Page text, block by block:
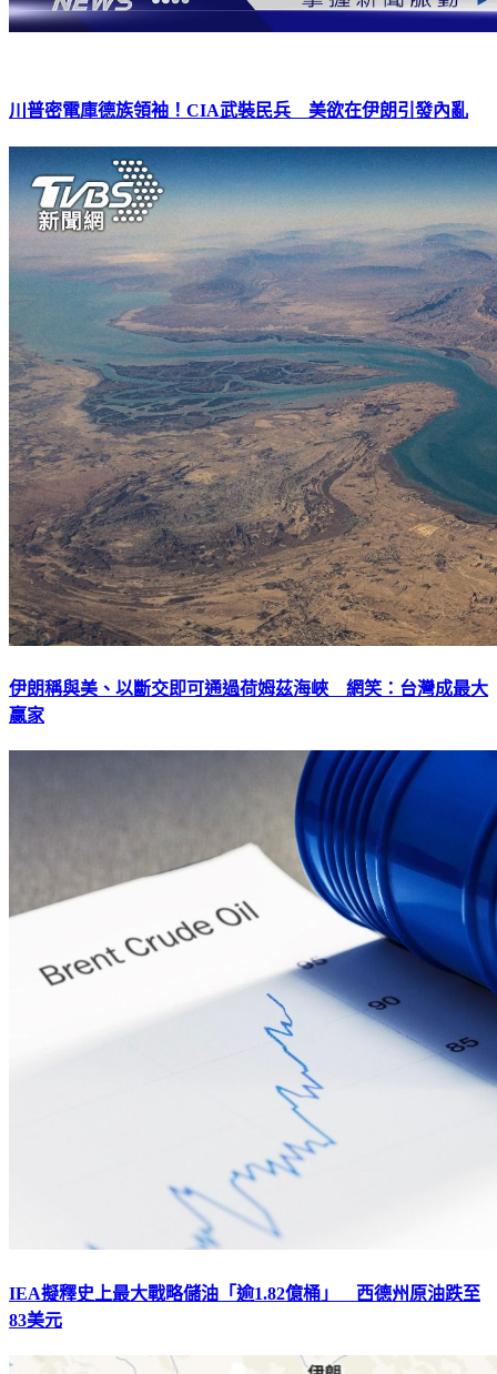
川普密電庫德族領袖！CIA武裝民兵 美欲在伊朗引發內亂
伊朗稱與美、以斷交即可通過荷姆茲海峽 網笑：台灣成最大
贏家
IEA擬釋史上最大戰略儲油「逾1.82億桶」 西德州原油跌至
83美元